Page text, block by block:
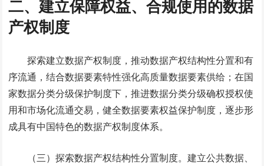
二、建立保障权益、合规使用的数据
产权制度
探索建立数据产权制度，推动数据产权结构性分置和有
序流通，结合数据要素特性强化高质量数据要素供给；在国
家数据分类分级保护制度下，推进数据分类分级确权授权使
用和市场化流通交易，健全数据要素权益保护制度，逐步形
成具有中国特色的数据产权制度体系。
（三）探索数据产权结构性分置制度。建立公共数据、